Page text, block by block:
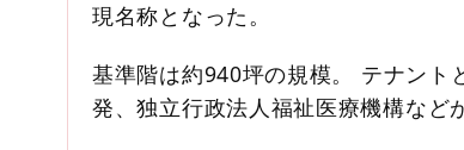
現名称となった。
基準階は約940坪の規模。 テナント
発、独立行政法人福祉医療機構など